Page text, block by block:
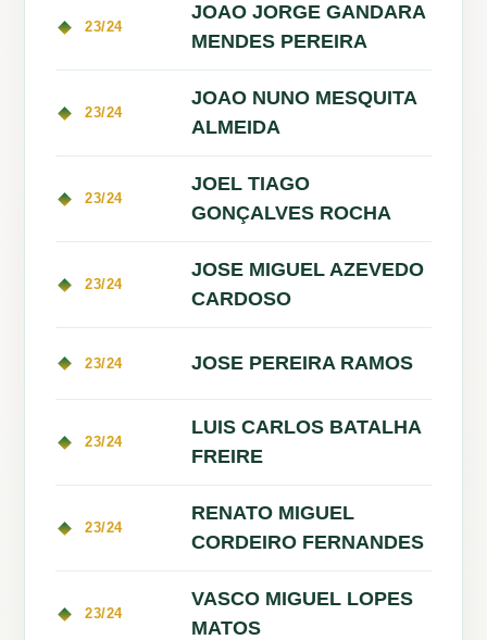
23/24
JOAO JORGE GANDARA
MENDES PEREIRA
23/24
JOAO NUNO MESQUITA
ALMEIDA
23/24
JOEL TIAGO
GONÇALVES ROCHA
23/24
JOSE MIGUEL AZEVEDO
CARDOSO
23/24 JOSE PEREIRA RAMOS
23/24
LUIS CARLOS BATALHA
FREIRE
23/24
RENATO MIGUEL
CORDEIRO FERNANDES
23/24
VASCO MIGUEL LOPES
MATOS